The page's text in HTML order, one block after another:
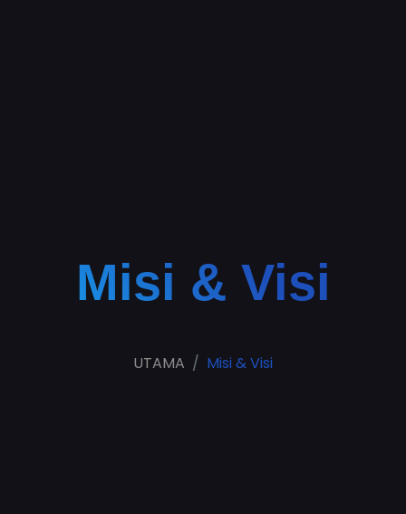
Misi & Visi
UTAMA Misi & Visi